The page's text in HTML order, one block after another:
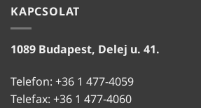
KAPCSOLAT
1089 Budapest, Delej u. 41.
Telefon: +36 1 477-4059
Telefax: +36 1 477-4060